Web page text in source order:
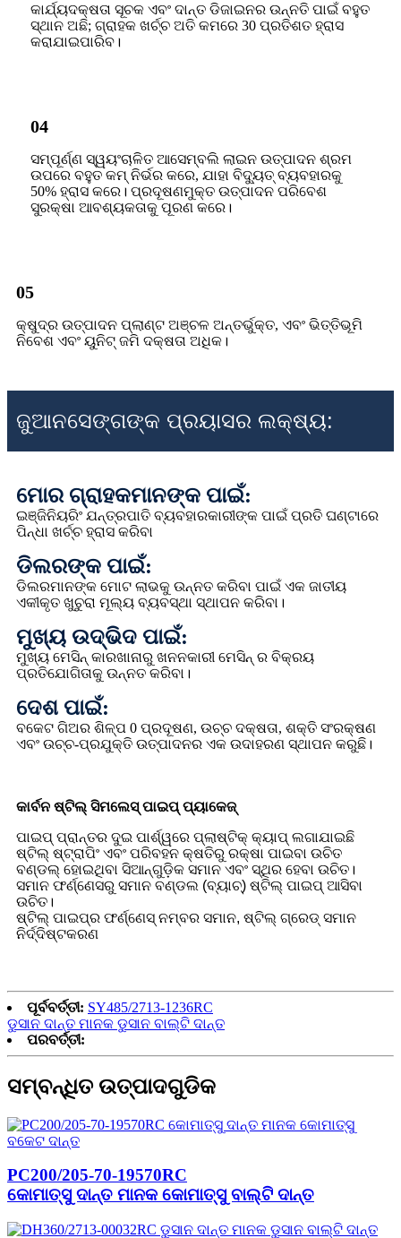
କାର୍ଯ୍ୟଦକ୍ଷତା ସୂଚକ ଏବଂ ଦାନ୍ତ ଡିଜାଇନର ଉନ୍ନତି ପାଇଁ ବହୁତ
ସ୍ଥାନ ଅଛି; ଗ୍ରାହକ ଖର୍ଚ୍ଚ ଅତି କମରେ 30 ପ୍ରତିଶତ ହ୍ରାସ
କରାଯାଇପାରିବ।
04
ସମ୍ପୂର୍ଣ୍ଣ ସ୍ୱୟଂଚାଳିତ ଆସେମ୍ବଲି ଲାଇନ ଉତ୍ପାଦନ ଶ୍ରମ
ଉପରେ ବହୁତ କମ୍ ନିର୍ଭର କରେ, ଯାହା ବିଦ୍ୟୁତ୍ ବ୍ୟବହାରକୁ
50% ହ୍ରାସ କରେ। ପ୍ରଦୂଷଣମୁକ୍ତ ଉତ୍ପାଦନ ପରିବେଶ
ସୁରକ୍ଷା ଆବଶ୍ୟକତାକୁ ପୂରଣ କରେ।
05
କ୍ଷୁଦ୍ର ଉତ୍ପାଦନ ପ୍ଲାଣ୍ଟ ଅଞ୍ଚଳ ଅନ୍ତର୍ଭୁକ୍ତ, ଏବଂ ଭିତ୍ତିଭୂମି
ନିବେଶ ଏବଂ ୟୁନିଟ୍ ଜମି ଦକ୍ଷତା ଅଧିକ।
ଜୁଆନସେଙ୍ଗଙ୍କ ପ୍ରୟାସର ଲକ୍ଷ୍ୟ:
ମୋର ଗ୍ରାହକମାନଙ୍କ ପାଇଁ:
ଇଞ୍ଜିନିୟରିଂ ଯନ୍ତ୍ରପାତି ବ୍ୟବହାରକାରୀଙ୍କ ପାଇଁ ପ୍ରତି ଘଣ୍ଟାରେ
ପିନ୍ଧା ଖର୍ଚ୍ଚ ହ୍ରାସ କରିବା
ଡିଲରଙ୍କ ପାଇଁ:
ଡିଲରମାନଙ୍କ ମୋଟ ଲାଭକୁ ଉନ୍ନତ କରିବା ପାଇଁ ଏକ ଜାତୀୟ
ଏକୀକୃତ ଖୁଚୁରା ମୂଲ୍ୟ ବ୍ୟବସ୍ଥା ସ୍ଥାପନ କରିବା।
ମୁଖ୍ୟ ଉଦ୍ଭିଦ ପାଇଁ:
ମୁଖ୍ୟ ମେସିନ୍ କାରଖାନାରୁ ଖନନକାରୀ ମେସିନ୍ ର ବିକ୍ରୟ
ପ୍ରତିଯୋଗିତାକୁ ଉନ୍ନତ କରିବା।
ଦେଶ ପାଇଁ:
ବକେଟ ଗିଅର ଶିଳ୍ପ 0 ପ୍ରଦୂଷଣ, ଉଚ୍ଚ ଦକ୍ଷତା, ଶକ୍ତି ସଂରକ୍ଷଣ
ଏବଂ ଉଚ୍ଚ-ପ୍ରଯୁକ୍ତି ଉତ୍ପାଦନର ଏକ ଉଦାହରଣ ସ୍ଥାପନ କରୁଛି।
କାର୍ବନ ଷ୍ଟିଲ୍ ସିମଲେସ୍ ପାଇପ୍ ପ୍ୟାକେଜ୍
ପାଇପ୍ ପ୍ରାନ୍ତର ଦୁଇ ପାର୍ଶ୍ୱରେ ପ୍ଲାଷ୍ଟିକ୍ କ୍ୟାପ୍ ଲଗାଯାଇଛି
ଷ୍ଟିଲ୍ ଷ୍ଟ୍ରାପିଂ ଏବଂ ପରିବହନ କ୍ଷତିରୁ ରକ୍ଷା ପାଇବା ଉଚିତ
ବଣ୍ଡଲ୍ ହୋଇଥିବା ସିଆନ୍‌ଗୁଡ଼ିକ ସମାନ ଏବଂ ସ୍ଥିର ହେବା ଉଚିତ।
ସମାନ ଫର୍ଣ୍ଣେସରୁ ସମାନ ବଣ୍ଡଲ (ବ୍ୟାଚ୍) ଷ୍ଟିଲ୍ ପାଇପ୍ ଆସିବା
ଉଚିତ।
ଷ୍ଟିଲ୍ ପାଇପ୍‌ର ଫର୍ଣ୍ଣେସ୍ ନମ୍ବର ସମାନ, ଷ୍ଟିଲ୍ ଗ୍ରେଡ୍ ସମାନ
ନିର୍ଦ୍ଦିଷ୍ଟକରଣ
ପୂର୍ବବର୍ତ୍ତୀ: SY485/2713-1236RC
ଡୁସାନ ଦାନ୍ତ ମାନକ ଡୁସାନ ବାଲ୍ଟି ଦାନ୍ତ
ପରବର୍ତ୍ତୀ:
ସମ୍ବନ୍ଧିତ ଉତ୍ପାଦଗୁଡିକ
PC200/205-70-19570RC
କୋମାତ୍ସୁ ଦାନ୍ତ ମାନକ କୋମାତ୍ସୁ ବାଲ୍ଟି ଦାନ୍ତ